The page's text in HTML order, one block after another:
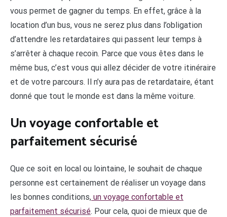
vous permet de gagner du temps. En effet, grâce à la
location d’un bus, vous ne serez plus dans l’obligation
d’attendre les retardataires qui passent leur temps à
s’arrêter à chaque recoin. Parce que vous êtes dans le
même bus, c’est vous qui allez décider de votre itinéraire
et de votre parcours. Il n’y aura pas de retardataire, étant
donné que tout le monde est dans la même voiture.
Un voyage confortable et
parfaitement sécurisé
Que ce soit en local ou lointaine, le souhait de chaque
personne est certainement de réaliser un voyage dans
les bonnes conditions, un voyage confortable et
parfaitement sécurisé. Pour cela, quoi de mieux que de